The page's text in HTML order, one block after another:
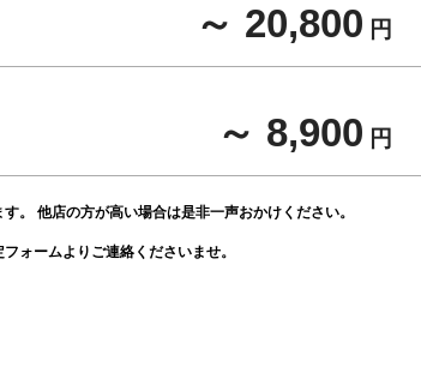
～ 20,800 円
～ 8,900 円
。 他店の方が高い場合は是非一声おかけください。
ォームよりご連絡くださいませ。